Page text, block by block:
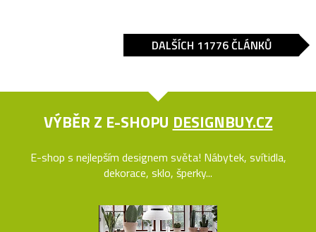
DALŠÍCH 11776 ČLÁNKŮ
VÝBĚR Z E-SHOPU DESIGNBUY.CZ
E-shop s nejlepším designem světa! Nábytek, svítidla,
dekorace, sklo, šperky...